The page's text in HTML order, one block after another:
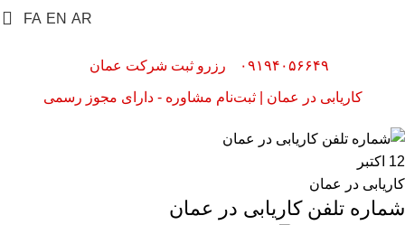
AR
EN
FA
۰۹۱۹۴۰۵۶۶۴۹ رزرو ثبت شرکت عمان
کاریابی در عمان | ثبت‌نام مشاوره - دارای مجوز رسمی
12 اکتبر
کاریابی در عمان
شماره تلفن کاریابی در عمان